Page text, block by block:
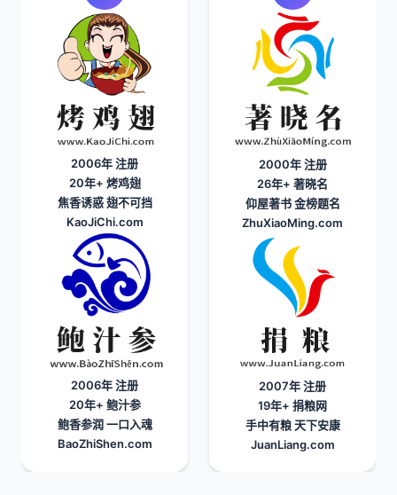
2006年 注册
20年+ 烤鸡翅
焦香诱惑 翅不可挡
KaoJiChi.com
2006年 注册
20年+ 鲍汁参
鲍香参润 一口入魂
BaoZhiShen.com
2000年 注册
26年+ 著晓名
仰屋著书 金榜题名
ZhuXiaoMing.com
2007年 注册
19年+ 捐粮网
手中有粮 天下安康
JuanLiang.com